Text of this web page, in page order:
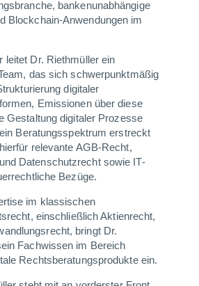
bankenunabhängige
Blockchain-Anwendungen im
leitet Dr. Riethmüller ein
das sich schwerpunktmäßig
digitaler
Emissionen über diese
Gestaltung digitaler Prozesse
Beratungsspektrum erstreckt
relevante AGB-Recht,
Datenschutzrecht sowie IT-
Bezüge.
im klassischen
einschließlich Aktienrecht,
bringt Dr.
Fachwissen im Bereich
Rechtsberatungsprodukte ein.